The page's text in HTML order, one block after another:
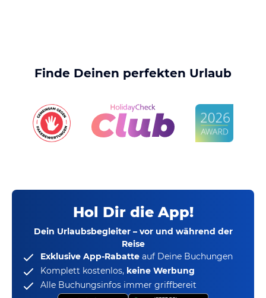
Finde Deinen perfekten Urlaub
Hol Dir die App!
Dein Urlaubsbegleiter – vor und während der
Reise
Exklusive App-Rabatte auf Deine Buchungen
Komplett kostenlos, keine Werbung
Alle Buchungsinfos immer griffbereit